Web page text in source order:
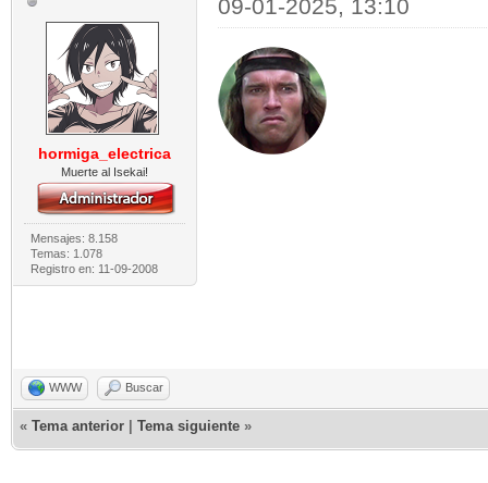
hormiga_electrica
Muerte al Isekai!
Mensajes: 8.158
Temas: 1.078
Registro en: 11-09-2008
09-01-2025, 13:10
WWW Buscar
« Tema anterior Tema siguiente »